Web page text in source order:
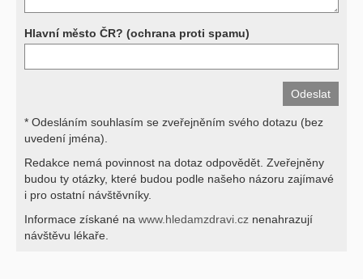
Hlavní město ČR? (ochrana proti spamu)
* Odesláním souhlasím se zveřejněním svého dotazu (bez
uvedení jména).
Redakce nemá povinnost na dotaz odpovědět. Zveřejněny
budou ty otázky, které budou podle našeho názoru zajímavé
i pro ostatní návštěvníky.
Informace získané na www.hledamzdravi.cz nenahrazují
návštěvu lékaře.